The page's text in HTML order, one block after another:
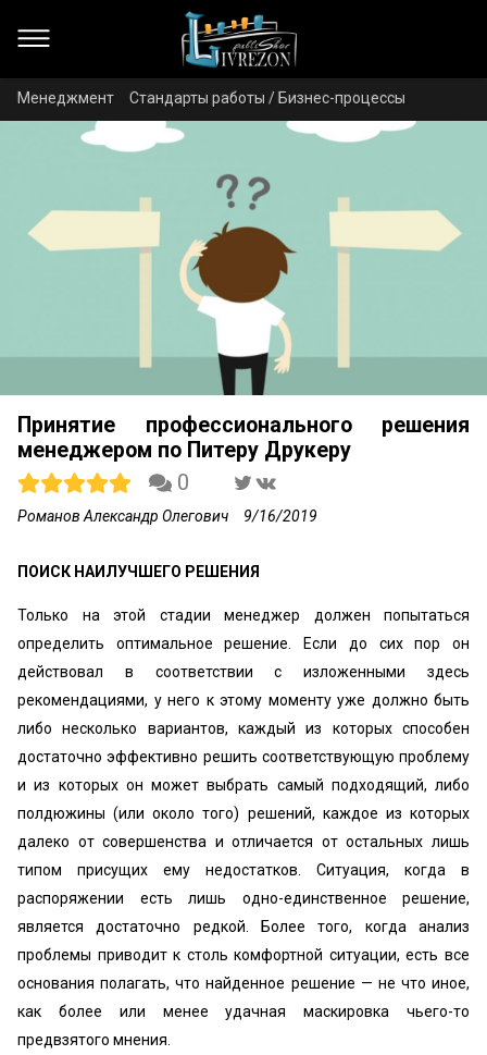
Менеджмент Стандарты работы / Бизнес-процессы
Принятие профессионального решения
менеджером по Питеру Друкеру
0
Романов Александр Олегович 9/16/2019
ПОИСК НАИЛУЧШЕГО РЕШЕНИЯ
Только на этой стадии менеджер должен попытаться
определить оптимальное решение. Если до сих пор он
действовал в соответствии с изложенными здесь
рекомендациями, у него к этому моменту уже должно быть
либо несколько вариантов, каждый из которых способен
достаточно эффективно решить соответствующую проблему
и из которых он может выбрать самый подходящий, либо
полдюжины (или около того) решений, каждое из которых
далеко от совершенства и отличается от остальных лишь
типом присущих ему недостатков. Ситуация, когда в
распоряжении есть лишь одно-единственное решение,
является достаточно редкой. Более того, когда анализ
проблемы приводит к столь комфортной ситуации, есть все
основания полагать, что найденное решение — не что иное,
как более или менее удачная маскировка чьего-то
предвзятого мнения.